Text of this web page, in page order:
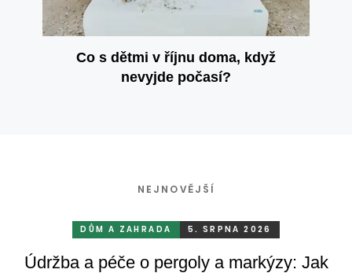
Co s dětmi v říjnu doma, když
nevyjde počasí?
NEJNOVĚJŠÍ
DŮM A ZAHRADA 5. SRPNA 2026
Údržba a péče o pergoly a markýzy: Jak